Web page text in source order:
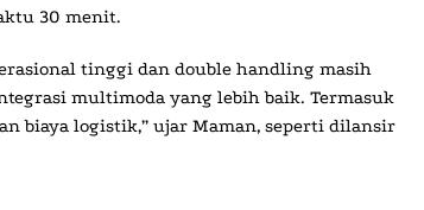
30 menit.
tinggi dan double handling masih
multimoda yang lebih baik. Termasuk
biaya logistik,” ujar Maman, seperti dilansir